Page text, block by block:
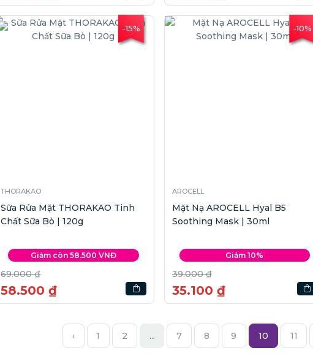
-15%
THORAKAO
Sữa Rửa Mặt THORAKAO Tinh
Chất Sữa Bò | 120g
Giảm còn 58.500 VNĐ
69.000 ₫
58.500 ₫
-10%
AROCELL
Mặt Nạ AROCELL Hyal B5
Soothing Mask | 30ml
Giảm 10%
39.000 ₫
35.100 ₫
‹ 1 2 ... 7 8 9 10 11